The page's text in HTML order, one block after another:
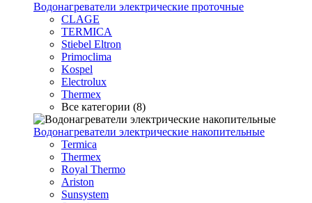
Водонагреватeли электрические проточные
CLAGE
TERMICA
Stiebel Eltron
Primoclima
Kospel
Electrolux
Thermex
Все категории (8)
Водонагреватели электрические накопительные
Termica
Thermex
Royal Thermo
Ariston
Sunsystem